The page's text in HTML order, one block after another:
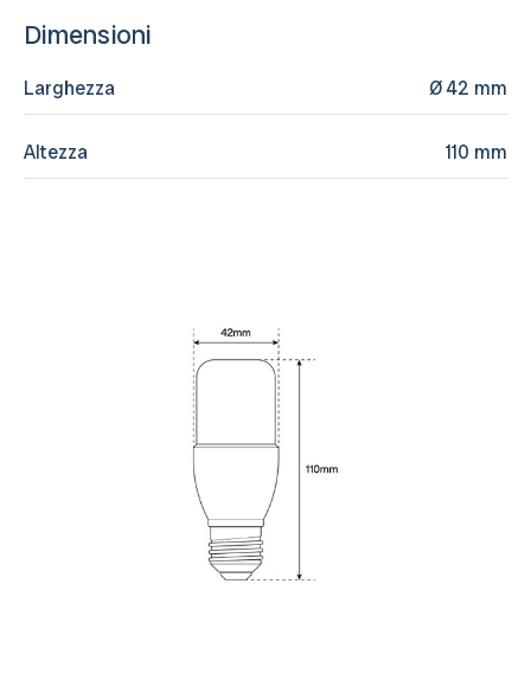
Dimensioni
Larghezza Ø 42 mm
Altezza 110 mm